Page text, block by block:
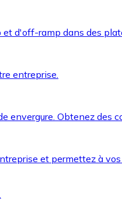
d'off-ramp dans des
entreprise.
envergure. Obtenez des
et permettez à